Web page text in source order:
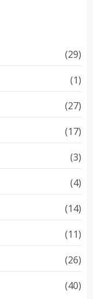
(29)
(1)
(27)
(17)
(3)
(4)
(14)
(11)
(26)
(40)